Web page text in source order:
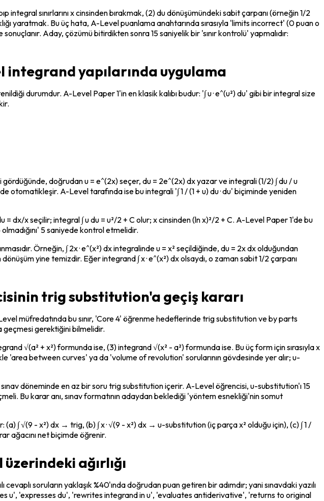
integral sınırlarını x cinsinden bırakmak, (2) du dönüşümündeki sabit çarpanı (örneğin 1/2
yaratmak. Bu üç hata, A-Level puanlama anahtarında sırasıyla 'limits incorrect' (0 puan o
Aday, çözümü bitirdikten sonra 15 saniyelik bir 'sınır kontrolü' yapmalıdır:
yapılarında uygulama
durumdur. A-Level Paper 1'in en klasik kalıbı budur: '∫ u · e^(u²) du' gibi bir integral size
doğrudan u = e^(2x) seçer, du = 2e^(2x) dx yazar ve integrali (1/2) ∫ du / u
otomatikleşir. A-Level tarafında ise bu integrali '∫ 1 / (1 + u) du · du' biçiminde yeniden
x seçilir; integral ∫ u du = u²/2 + C olur; x cinsinden (ln x)²/2 + C. A-Level Paper 1'de bu
5 saniyede kontrol etmelidir.
Örneğin, ∫ 2x · e^(x²) dx integralinde u = x² seçildiğinde, du = 2x dx olduğundan
yine temizdir. Eğer integrand ∫ x · e^(x²) dx olsaydı, o zaman sabit 1/2 çarpanı
trig substitution'a geçiş kararı
müfredatında bu sınır, 'Core 4' öğrenme hedeflerinde trig substitution ve by parts
geçmesi gerektiğini bilmelidir.
√(a² + x²) formunda ise, (3) integrand √(x² - a²) formunda ise. Bu üç form için sırasıyla x
'area between curves' ya da 'volume of revolution' sorularının gövdesinde yer alır; u-
döneminde en az bir soru trig substitution içerir. A-Level öğrencisi, u-substitution'ı 15
Bu karar anı, sınav formatının adaydan beklediği 'yöntem esnekliği'nin somut
∫ √(9 - x²) dx → trig, (b) ∫ x · √(9 - x²) dx → u-substitution (iç parça x² olduğu için), (c) ∫ 1 /
ağacını net biçimde öğrenir.
ağırlığı
soruların yaklaşık %40'ında doğrudan puan getiren bir adımdır; yani sınavdaki yazılı
u', 'expresses du', 'rewrites integrand in u', 'evaluates antiderivative', 'returns to original